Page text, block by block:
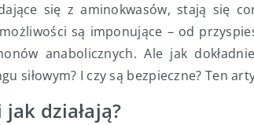
się z aminokwasów, stają się
są imponujące – od
anabolicznych. Ale jak
siłowym? I czy są bezpieczne? Ten
działają?